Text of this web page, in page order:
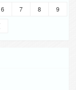
6 7 8 9